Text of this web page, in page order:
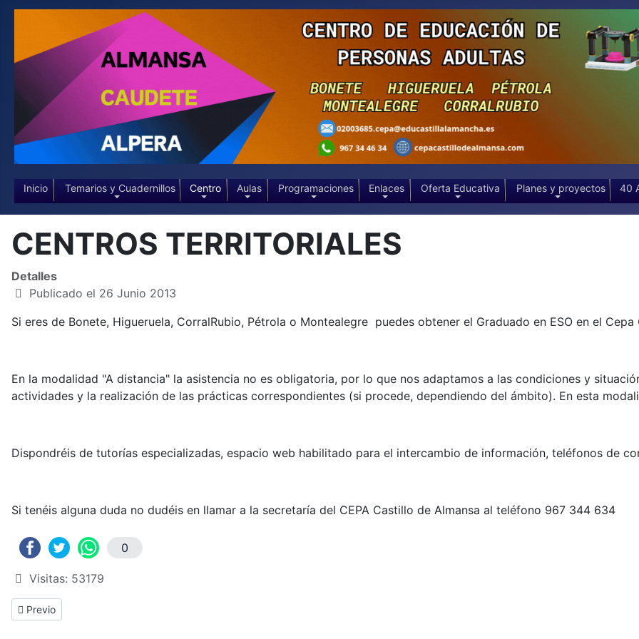
Inicio Temarios y Cuadernillos Centro Aulas Programaciones Enlaces Oferta Educativa Planes y proyectos 40
CENTROS TERRITORIALES
Detalles
Publicado el 26 Junio 2013
Si eres de Bonete, Higueruela, CorralRubio, Pétrola o Montealegre puedes obtener el Graduado en ESO en el
En la modalidad "A distancia" la asistencia no es obligatoria, por lo que nos adaptamos a las condiciones y
actividades y la realización de las prácticas correspondientes (si procede, dependiendo del ámbito). En esta
Dispondréis de tutorías especializadas, espacio web habilitado para el intercambio de información, teléfonos de
Si tenéis alguna duda no dudéis en llamar a la secretaría del CEPA Castillo de Almansa al teléfono 967 344 634
0
Visitas: 53179
Previous article: Enlaces
Previo